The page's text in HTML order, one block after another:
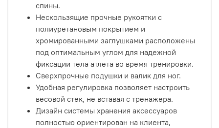
спины.
Нескользящие прочные рукоятки с
полиуретановым покрытием и
хромированными заглушками расположены
под оптимальным углом для надежной
фиксации тела атлета во время тренировки.
Сверхпрочные подушки и валик для ног.
Удобная регулировка позволяет настроить
весовой стек, не вставая с тренажера.
Дизайн системы хранения аксессуаров
полностью ориентирован на клиента,